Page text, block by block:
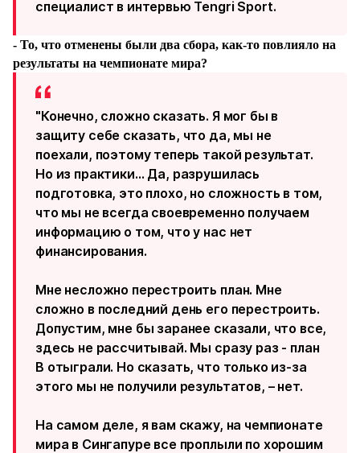
специалист в интервью Tengri Sport.
- То, что отменены были два сбора, как-то повлияло на
результаты на чемпионате мира?
"Конечно, сложно сказать. Я мог бы в
защиту себе сказать, что да, мы не
поехали, поэтому теперь такой результат.
Но из практики… Да, разрушилась
подготовка, это плохо, но сложность в том,
что мы не всегда своевременно получаем
информацию о том, что у нас нет
финансирования.
Мне несложно перестроить план. Мне
сложно в последний день его перестроить.
Допустим, мне бы заранее сказали, что все,
здесь не рассчитывай. Мы сразу раз - план
B отыграли. Но сказать, что только из-за
этого мы не получили результатов, – нет.
На самом деле, я вам скажу, на чемпионате
мира в Сингапуре все проплыли по хорошим